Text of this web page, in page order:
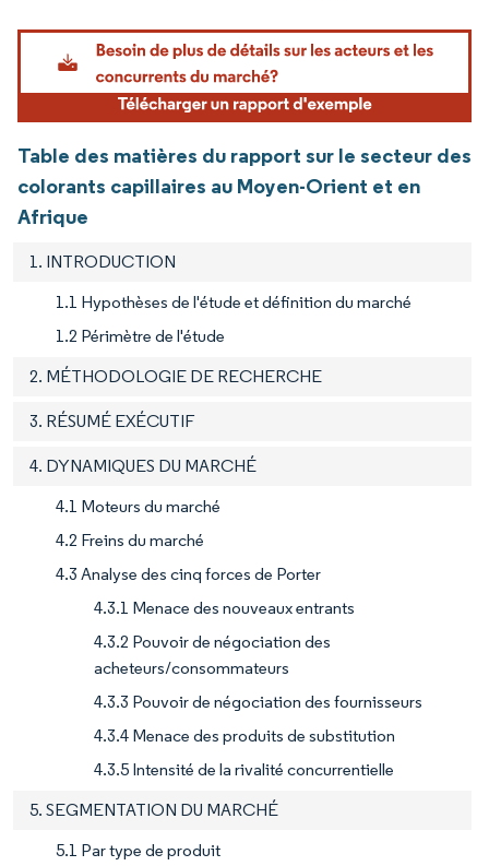
Image © Mordor Intelligence. La réutilisation nécessite une attribution sous CC BY
Table des matières du rapport sur le secteur des
colorants capillaires au Moyen-Orient et en
Afrique
1. INTRODUCTION
1.1 Hypothèses de l'étude et définition du marché
1.2 Périmètre de l'étude
2. MÉTHODOLOGIE DE RECHERCHE
3. RÉSUMÉ EXÉCUTIF
4. DYNAMIQUES DU MARCHÉ
4.1 Moteurs du marché
4.2 Freins du marché
4.3 Analyse des cinq forces de Porter
4.3.1 Menace des nouveaux entrants
4.3.2 Pouvoir de négociation des
acheteurs/consommateurs
4.3.3 Pouvoir de négociation des fournisseurs
4.3.4 Menace des produits de substitution
4.3.5 Intensité de la rivalité concurrentielle
5. SEGMENTATION DU MARCHÉ
5.1 Par type de produit